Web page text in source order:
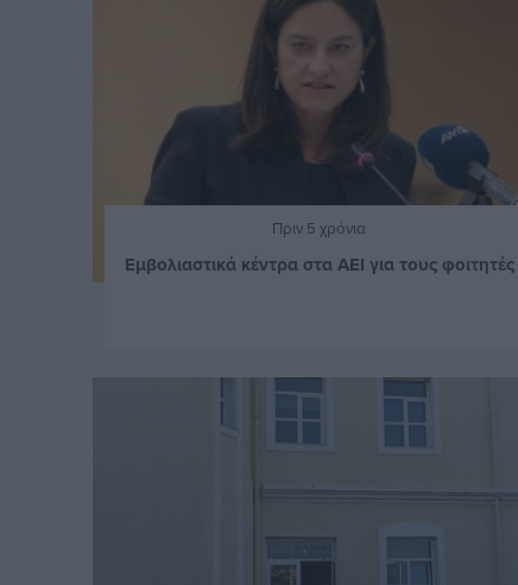
Πριν 5 χρόνια
Εμβολιαστικά κέντρα στα ΑΕΙ για τους φοιτητές